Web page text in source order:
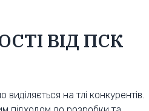
ВІД ПСК
на тлі конкурентів.